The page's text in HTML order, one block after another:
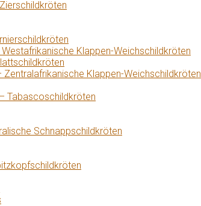
Klappen-Weichschildkröten
Klappen-Weichschildkröten
Tabascoschildkröten
Schnappschildkröten